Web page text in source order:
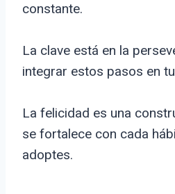
constante.
La clave está en la
integrar estos pasos en
La felicidad es una
se fortalece con cada
adoptes.